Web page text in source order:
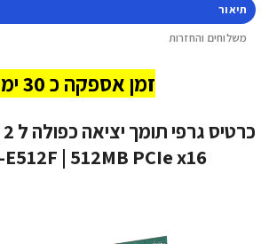
תיאור
משלוחים והחזרות
זמן אספקה כ 30 ימים
| 512MB PCIe x16